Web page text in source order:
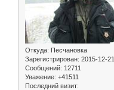
Откуда: Песчановка
Зарегистрирован: 2015-12-21
Сообщений: 12711
Уважение: +41511
Последний визит: